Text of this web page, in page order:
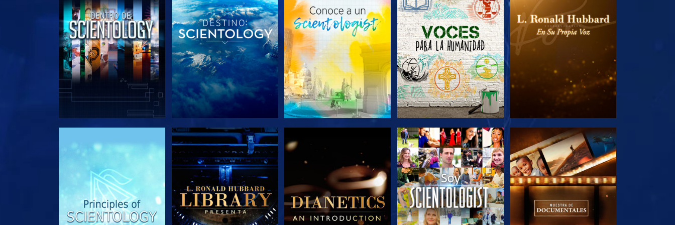
EXPLORA LAS SERIES EXPLORA LAS SERIES EXPLORA LAS SERIES EXPLORA LAS SERIES EXPLORA LAS SERIES